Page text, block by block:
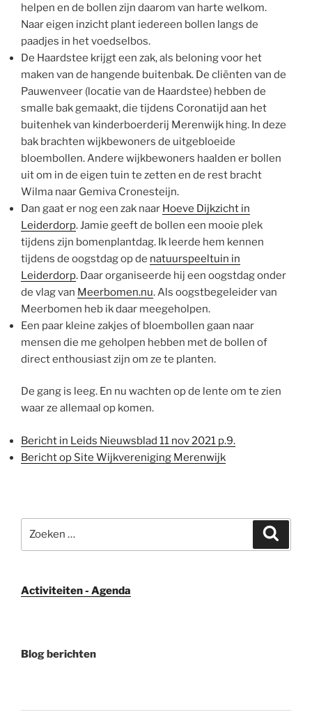
helpen en de bollen zijn daarom van harte welkom.
Naar eigen inzicht plant iedereen bollen langs de
paadjes in het voedselbos.
De Haardstee krijgt een zak, als beloning voor het
maken van de hangende buitenbak. De cliënten van de
Pauwenveer (locatie van de Haardstee) hebben de
smalle bak gemaakt, die tijdens Coronatijd aan het
buitenhek van kinderboerderij Merenwijk hing. In deze
bak brachten wijkbewoners de uitgebloeide
bloembollen. Andere wijkbewoners haalden er bollen
uit om in de eigen tuin te zetten en de rest bracht
Wilma naar Gemiva Cronesteijn.
Dan gaat er nog een zak naar Hoeve Dijkzicht in
Leiderdorp. Jamie geeft de bollen een mooie plek
tijdens zijn bomenplantdag. Ik leerde hem kennen
tijdens de oogstdag op de natuurspeeltuin in
Leiderdorp. Daar organiseerde hij een oogstdag onder
de vlag van Meerbomen.nu. Als oogstbegeleider van
Meerbomen heb ik daar meegeholpen.
Een paar kleine zakjes of bloembollen gaan naar
mensen die me geholpen hebben met de bollen of
direct enthousiast zijn om ze te planten.
De gang is leeg. En nu wachten op de lente om te zien
waar ze allemaal op komen.
Bericht in Leids Nieuwsblad 11 nov 2021 p.9.
Bericht op Site Wijkvereniging Merenwijk
naar:
Activiteiten - Agenda
Blog berichten